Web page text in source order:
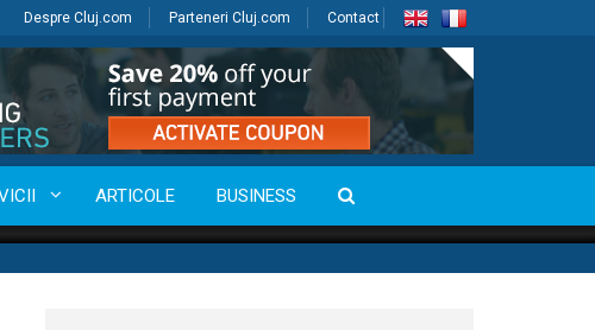
Despre Cluj.com Parteneri Cluj.com Contact
ARTICOLE BUSINESS